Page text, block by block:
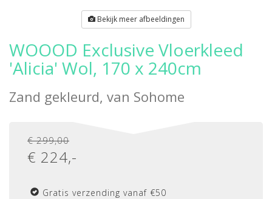
Bekijk meer afbeeldingen
WOOOD Exclusive Vloerkleed
'Alicia' Wol, 170 x 240cm
Zand gekleurd, van Sohome
€ 299,00
€ 224,-
Gratis verzending vanaf €50